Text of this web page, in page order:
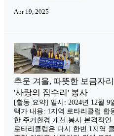
Apr 19, 2025
추운 겨울, 따뜻한 보금자
'사랑의 집수리' 봉사
[활동 요약] 일시: 2024년 12월
택가 내용: 1지역 로타리클럽 합
한 주거환경 개선 봉사 본격적
로타리클럽은 다시 한번 1지역